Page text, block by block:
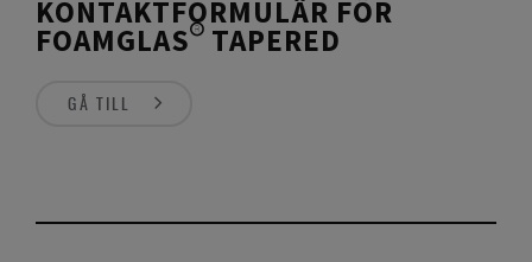
KONTAKTFORMULÄR FÖR
FOAMGLAS® TAPERED
GÅ TILL